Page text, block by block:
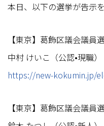
本日、以下の選挙が告示
【東京】葛飾区議会議員
中村 けいこ（公認•現職）
https://new-kokumin.jp/
【東京】葛飾区議会議員